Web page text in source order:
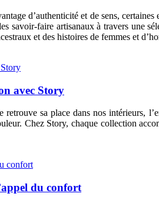
d’authenticité et de sens,
savoir-faire artisanaux à travers une
et des histoires de femmes et
avec Story
sa place dans nos intérieurs,
Chez Story, chaque collection
du confort